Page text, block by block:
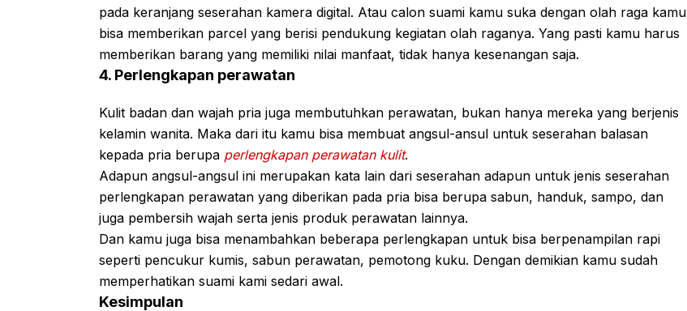
pada keranjang seserahan kamera digital. Atau calon suami kamu suka dengan olah raga kamu
bisa memberikan parcel yang berisi pendukung kegiatan olah raganya. Yang pasti kamu harus
memberikan barang yang memiliki nilai manfaat, tidak hanya kesenangan saja.
4. Perlengkapan perawatan
Kulit badan dan wajah pria juga membutuhkan perawatan, bukan hanya mereka yang berjenis
kelamin wanita. Maka dari itu kamu bisa membuat angsul-ansul untuk seserahan balasan
kepada pria berupa perlengkapan perawatan kulit.
Adapun angsul-angsul ini merupakan kata lain dari seserahan adapun untuk jenis seserahan
perlengkapan perawatan yang diberikan pada pria bisa berupa sabun, handuk, sampo, dan
juga pembersih wajah serta jenis produk perawatan lainnya.
Dan kamu juga bisa menambahkan beberapa perlengkapan untuk bisa berpenampilan rapi
seperti pencukur kumis, sabun perawatan, pemotong kuku. Dengan demikian kamu sudah
memperhatikan suami kami sedari awal.
Kesimpulan